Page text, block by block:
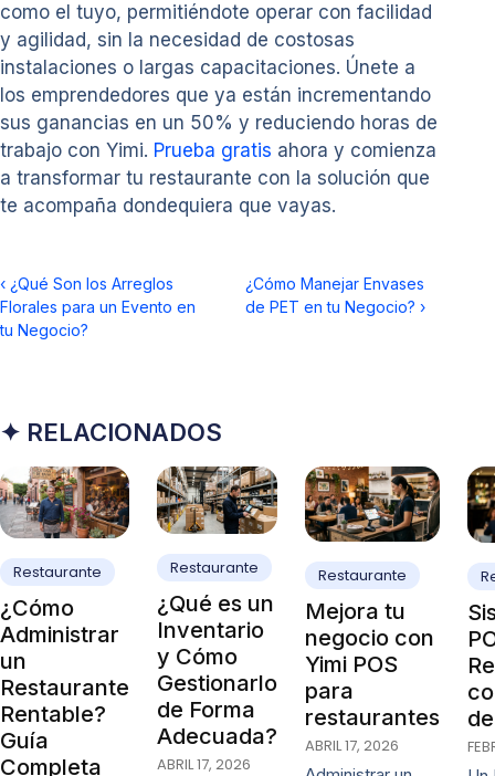
como el tuyo, permitiéndote operar con facilidad
y agilidad, sin la necesidad de costosas
instalaciones o largas capacitaciones. Únete a
los emprendedores que ya están incrementando
sus ganancias en un 50% y reduciendo horas de
trabajo con Yimi. Prueba gratis ahora y comienza
a transformar tu restaurante con la solución que
te acompaña dondequiera que vayas.
‹ ¿Qué Son los Arreglos
Florales para un Evento en
tu Negocio?
¿Cómo Manejar Envases
de PET en tu Negocio? ›
✦ RELACIONADOS
Restaurante
¿Cómo
Administrar
un
Restaurante
Rentable?
Guía
Completa
Restaurante
¿Qué es un
Inventario
y Cómo
Gestionarlo
de Forma
Adecuada?
ABRIL 17, 2026
Restaurante
Mejora tu
negocio con
Yimi POS
para
restaurantes
ABRIL 17, 2026